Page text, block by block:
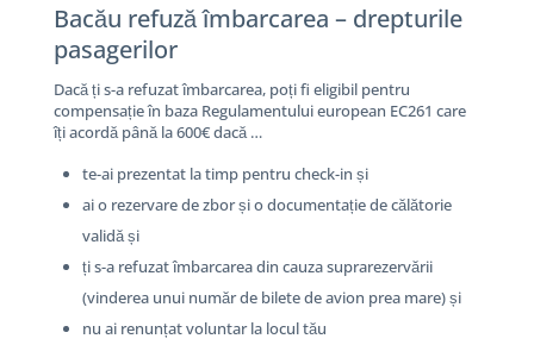
Bacău refuză îmbarcarea – drepturile
pasagerilor
Dacă ți s-a refuzat îmbarcarea, poți fi eligibil pentru
compensație în baza Regulamentului european EC261 care
îți acordă până la 600€ dacă …
te-ai prezentat la timp pentru check-in și
ai o rezervare de zbor și o documentație de călătorie
validă și
ți s-a refuzat îmbarcarea din cauza suprarezervării
(vinderea unui număr de bilete de avion prea mare) și
nu ai renunțat voluntar la locul tău